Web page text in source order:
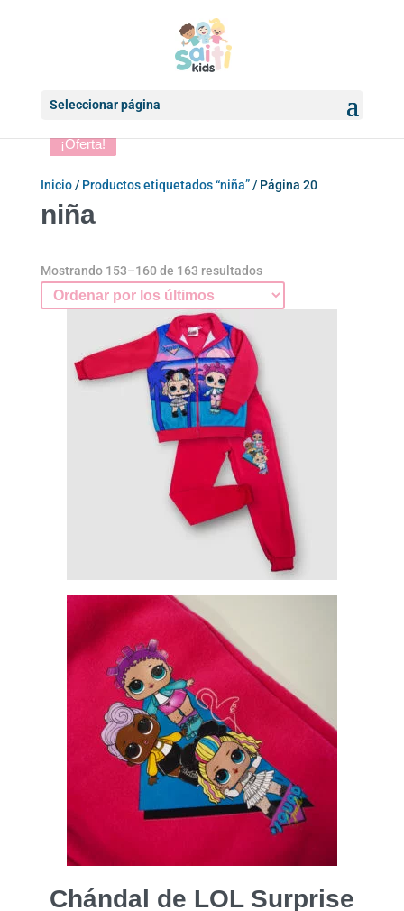
Seleccionar página
Inicio/ Productos etiquetados “niña”/ Página 20
niña
Mostrando 153–160 de 163 resultadosOrdenado
por
los
¡Oferta!
Chándal de LOL Surprise
¡Oferta!
¡Oferta!
¡Oferta!
¡Oferta!
¡Oferta!